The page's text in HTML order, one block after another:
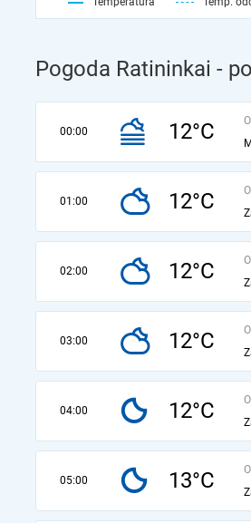
Pogoda Ratininkai -
00:00 12°C
01:00 12°C
02:00 12°C
03:00 12°C
04:00 12°C
05:00 13°C